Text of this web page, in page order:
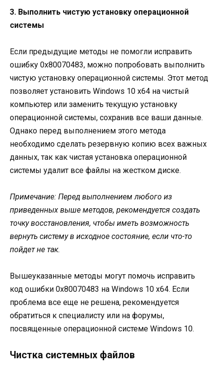
3. Выполнить чистую установку операционной
системы
Если предыдущие методы не помогли исправить
ошибку 0x80070483, можно попробовать выполнить
чистую установку операционной системы. Этот метод
позволяет установить Windows 10 x64 на чистый
компьютер или заменить текущую установку
операционной системы, сохранив все ваши данные.
Однако перед выполнением этого метода
необходимо сделать резервную копию всех важных
данных, так как чистая установка операционной
системы удалит все файлы на жестком диске.
Примечание: Перед выполнением любого из
приведенных выше методов, рекомендуется создать
точку восстановления, чтобы иметь возможность
вернуть систему в исходное состояние, если что-то
пойдет не так.
Вышеуказанные методы могут помочь исправить
код ошибки 0x80070483 на Windows 10 x64. Если
проблема все еще не решена, рекомендуется
обратиться к специалисту или на форумы,
посвященные операционной системе Windows 10.
Чистка системных файлов